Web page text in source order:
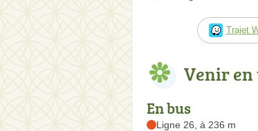
Trajet
Venir
En bus
Ligne 26, à 236 m